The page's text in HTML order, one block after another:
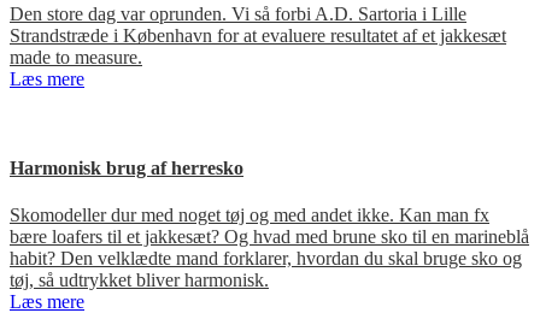
Den store dag var oprunden. Vi så forbi A.D. Sartoria i Lille
Strandstræde i København for at evaluere resultatet af et jakkesæt
made to measure.
Læs mere
Harmonisk brug af herresko
Skomodeller dur med noget tøj og med andet ikke. Kan man fx
bære loafers til et jakkesæt? Og hvad med brune sko til en marineblå
habit? Den velklædte mand forklarer, hvordan du skal bruge sko og
tøj, så udtrykket bliver harmonisk.
Læs mere